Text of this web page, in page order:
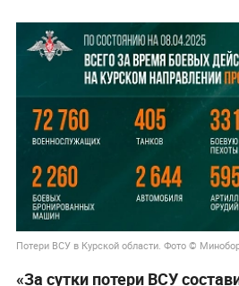
Потери ВСУ в Курской области. Фото ©
«За сутки потери ВСУ